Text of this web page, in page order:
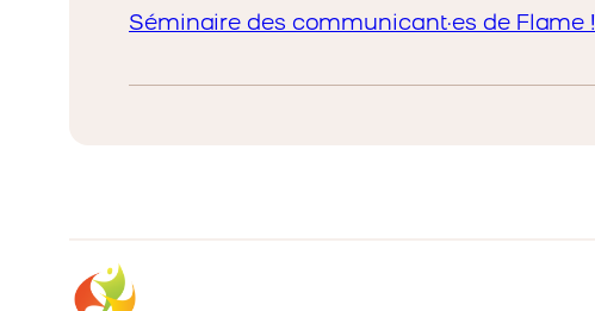
Séminaire des communicant·es de Flame !